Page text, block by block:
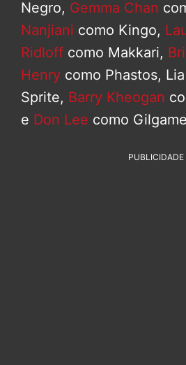
Negro, Gemma Chan
Nanjiani como Kingo,
Ridloff como Makkari,
Henry como Phastos,
Sprite, Barry Kheogan
e Don Lee como
PUBLICIDADE